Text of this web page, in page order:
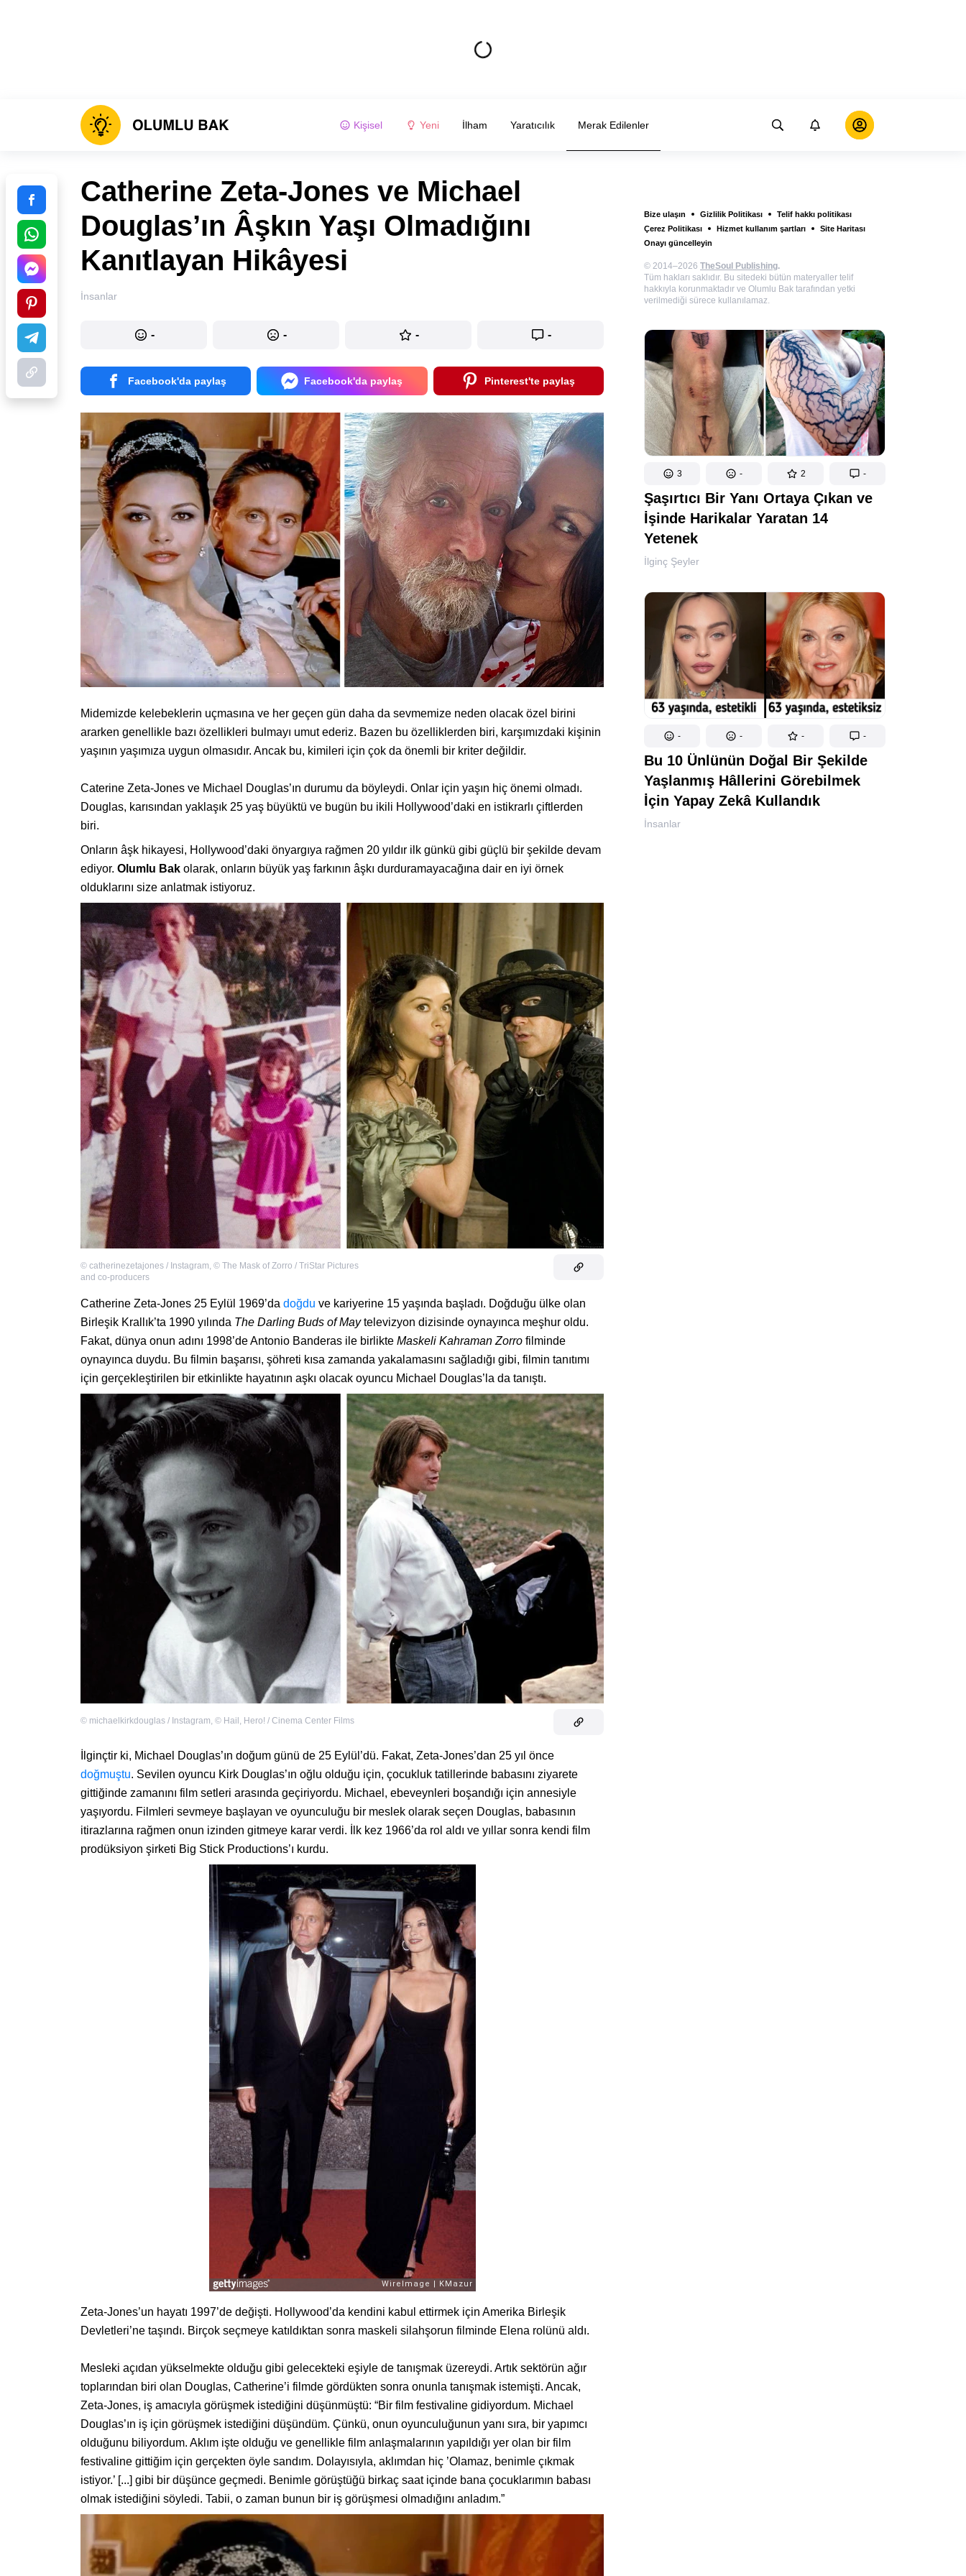
Kişisel Yeni İlham Yaratıcılık Merak Edilenler
Bize ulaşın Gizlilik Politikası
Telif hakkı politikası
Çerez Politikası
Hizmet kullanım şartları
Site Haritası
Onayı güncelleyin
© 2014–2026 TheSoul Publishing.
Tüm hakları saklıdır. Bu sitedeki bütün materyaller telif
hakkıyla korunmaktadır ve Olumlu Bak tarafından yetki
verilmediği sürece kullanılamaz.
3 - 2 -
Şaşırtıcı Bir Yanı Ortaya Çıkan ve
İşinde Harikalar Yaratan 14
Yetenek
İlginç Şeyler
- - - -
Bu 10 Ünlünün Doğal Bir Şekilde
Yaşlanmış Hâllerini Görebilmek
İçin Yapay Zekâ Kullandık
İnsanlar
Catherine Zeta-Jones ve Michael
Douglas’ın Âşkın Yaşı Olmadığını
Kanıtlayan Hikâyesi
İnsanlar
- - - -
Facebook'da paylaş Facebook'da paylaş Pinterest'te paylaş
Midemizde kelebeklerin uçmasına ve her geçen gün daha da sevmemize neden olacak özel birini
ararken genellikle bazı özellikleri bulmayı umut ederiz. Bazen bu özelliklerden biri, karşımızdaki kişinin
yaşının yaşımıza uygun olmasıdır. Ancak bu, kimileri için çok da önemli bir kriter değildir.
Caterine Zeta-Jones ve Michael Douglas’ın durumu da böyleydi. Onlar için yaşın hiç önemi olmadı.
Douglas, karısından yaklaşık 25 yaş büyüktü ve bugün bu ikili Hollywood’daki en istikrarlı çiftlerden
biri.
Onların âşk hikayesi, Hollywood’daki önyargıya rağmen 20 yıldır ilk günkü gibi güçlü bir şekilde devam
ediyor. Olumlu Bak olarak, onların büyük yaş farkının âşkı durduramayacağına dair en iyi örnek
olduklarını size anlatmak istiyoruz.
© catherinezetajones / Instagram, © The Mask of Zorro / TriStar Pictures
and co-producers
Catherine Zeta-Jones 25 Eylül 1969’da doğdu ve kariyerine 15 yaşında başladı. Doğduğu ülke olan
Birleşik Krallık’ta 1990 yılında The Darling Buds of Maytelevizyon dizisinde oynayınca meşhur oldu.
Fakat, dünya onun adını 1998’de Antonio Banderas ile birlikte Maskeli Kahraman Zorro filminde
oynayınca duydu. Bu filmin başarısı, şöhreti kısa zamanda yakalamasını sağladığı gibi, filmin tanıtımı
için gerçekleştirilen bir etkinlikte hayatının aşkı olacak oyuncu Michael Douglas’la da tanıştı.
© michaelkirkdouglas / Instagram, © Hail, Hero! / Cinema Center Films
İlginçtir ki, Michael Douglas’ın doğum günü de 25 Eylül’dü. Fakat, Zeta-Jones’dan 25 yıl önce
doğmuştu. Sevilen oyuncu Kirk Douglas’ın oğlu olduğu için, çocukluk tatillerinde babasını ziyarete
gittiğinde zamanını film setleri arasında geçiriyordu. Michael, ebeveynleri boşandığı için annesiyle
yaşıyordu. Filmleri sevmeye başlayan ve oyunculuğu bir meslek olarak seçen Douglas, babasının
itirazlarına rağmen onun izinden gitmeye karar verdi. İlk kez 1966’da rol aldı ve yıllar sonra kendi film
prodüksiyon şirketi Big Stick Productions’ı kurdu.
Zeta-Jones’un hayatı 1997’de değişti. Hollywood’da kendini kabul ettirmek için Amerika Birleşik
Devletleri’ne taşındı. Birçok seçmeye katıldıktan sonra maskeli silahşorun filminde Elena rolünü aldı.
Mesleki açıdan yükselmekte olduğu gibi gelecekteki eşiyle de tanışmak üzereydi. Artık sektörün ağır
toplarından biri olan Douglas, Catherine’i filmde gördükten sonra onunla tanışmak istemişti. Ancak,
Zeta-Jones, iş amacıyla görüşmek istediğini düşünmüştü: “Bir film festivaline gidiyordum. Michael
Douglas’ın iş için görüşmek istediğini düşündüm. Çünkü, onun oyunculuğunun yanı sıra, bir yapımcı
olduğunu biliyordum. Aklım işte olduğu ve genellikle film anlaşmalarının yapıldığı yer olan bir film
festivaline gittiğim için gerçekten öyle sandım. Dolayısıyla, aklımdan hiç ’Olamaz, benimle çıkmak
istiyor.’ [...] gibi bir düşünce geçmedi. Benimle görüştüğü birkaç saat içinde bana çocuklarımın babası
olmak istediğini söyledi. Tabii, o zaman bunun bir iş görüşmesi olmadığını anladım.”